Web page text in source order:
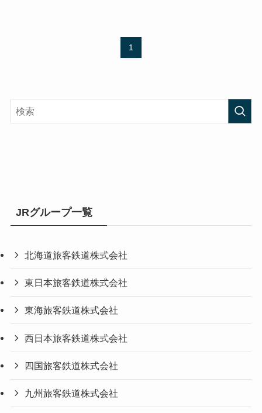
1
JRグループ一覧
北海道旅客鉄道株式会社
東日本旅客鉄道株式会社
東海旅客鉄道株式会社
西日本旅客鉄道株式会社
四国旅客鉄道株式会社
九州旅客鉄道株式会社